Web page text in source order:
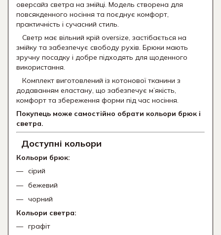
оверсайз светра на змійці. Модель створена для
повсякденного носіння та поєднує комфорт,
практичність і сучасний стиль.
Светр має вільний крій oversize, застібається на
змійку та забезпечує свободу рухів. Брюки мають
зручну посадку і добре підходять для щоденного
використання.
Комплект виготовлений із котонової тканини з
додаванням еластану, що забезпечує м’якість,
комфорт та збереження форми під час носіння.
Покупець може самостійно обрати кольори брюк і
светра.
Доступні кольори
Кольори брюк:
сірий
бежевий
чорний
Кольори светра:
графіт